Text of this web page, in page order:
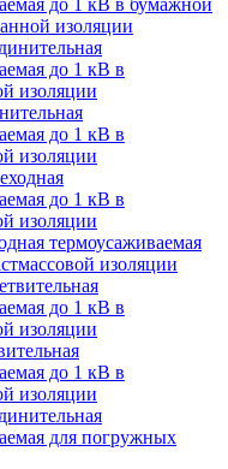
до 1 кВ в бумажной
изоляции
до 1 кВ в
изоляции
термоусаживаемая
изоляции
до 1 кВ в
изоляции